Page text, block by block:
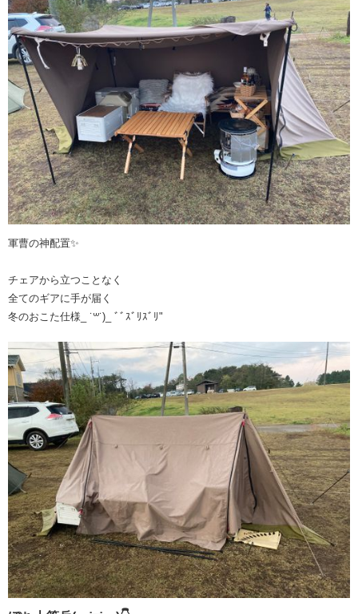
軍曹の神配置✨️
チェアから立つことなく
全てのギアに手が届く
冬のおこた仕様_ ˙꒳˙)_ ﾞﾞｽﾞﾘｽﾞﾘ"